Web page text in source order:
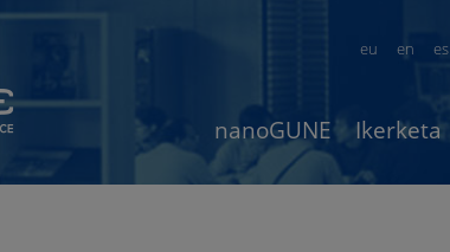
en es
eu
nanoGUNE Ikerketa